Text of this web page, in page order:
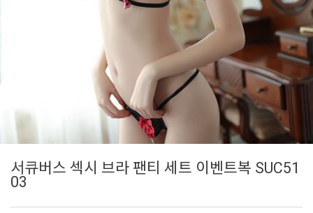
서큐버스 섹시 브라 팬티 세트 이벤트복 SUC51
03